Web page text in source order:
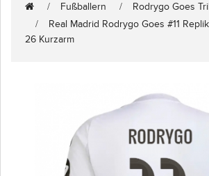
Fußballern
Rodrygo Goes
Real Madrid Rodrygo Goes #11
26 Kurzarm